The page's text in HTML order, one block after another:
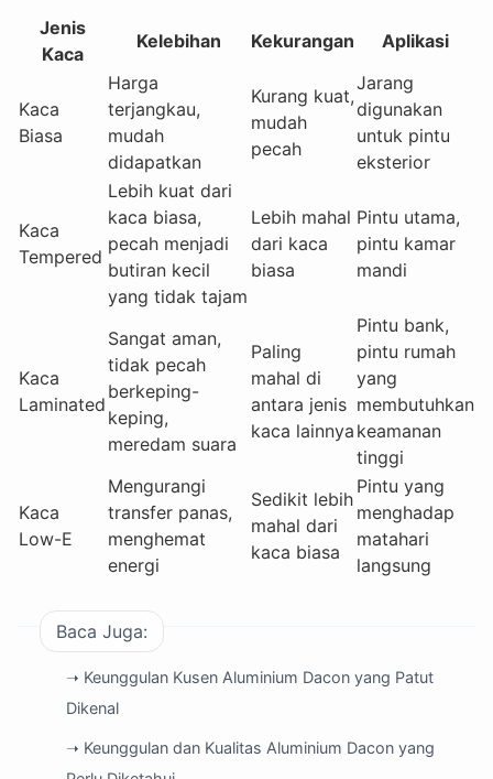
Jenis
Kaca
Kelebihan Kekurangan Aplikasi
Kaca
Biasa
Harga
terjangkau,
mudah
didapatkan
Kurang kuat,
mudah
pecah
Jarang
digunakan
untuk pintu
eksterior
Kaca
Tempered
Lebih kuat dari
kaca biasa,
pecah menjadi
butiran kecil
yang tidak tajam
Lebih mahal
dari kaca
biasa
Pintu utama,
pintu kamar
mandi
Kaca
Laminated
Sangat aman,
tidak pecah
berkeping-
keping,
meredam suara
Paling
mahal di
antara jenis
kaca lainnya
Pintu bank,
pintu rumah
yang
membutuhkan
keamanan
tinggi
Kaca
Low-E
Mengurangi
transfer panas,
menghemat
energi
Sedikit lebih
mahal dari
kaca biasa
Pintu yang
menghadap
matahari
langsung
Baca Juga:
➝ Keunggulan Kusen Aluminium Dacon yang Patut
Dikenal
➝ Keunggulan dan Kualitas Aluminium Dacon yang